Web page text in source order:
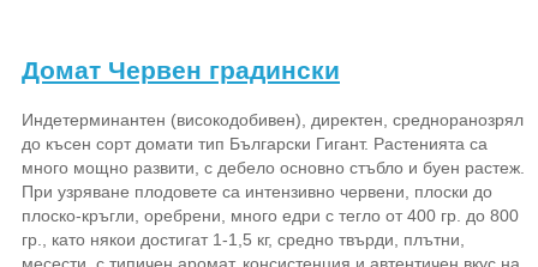
Домат Червен градински
Индетерминантен (високодобивен), директен, средноранозрял
до късен сорт домати тип Български Гигант. Растенията са
много мощно развити, с дебело основно стъбло и буен растеж.
При узряване плодовете са интензивно червени, плоски до
плоско-кръгли, оребрени, много едри с тегло от 400 гр. до 800
гр., като някои достигат 1-1,5 кг, средно твърди, плътни,
месести, с типичен аромат, консистенция и автентичен вкус на